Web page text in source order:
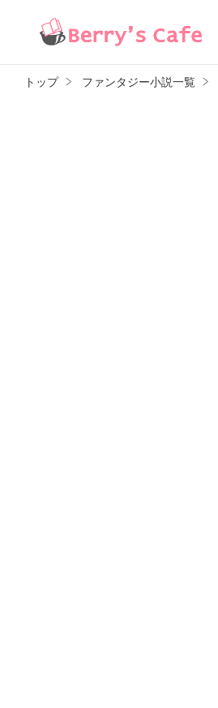
トップ ファンタジー小説一覧